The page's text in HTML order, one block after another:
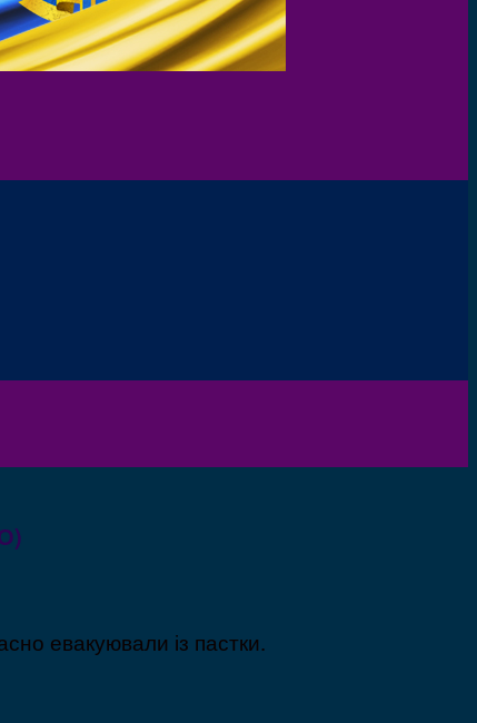
евакуювали із пастки.